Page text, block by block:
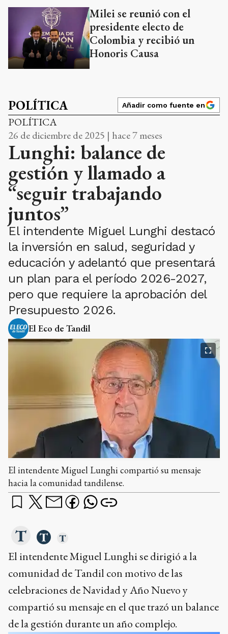
Milei se reunió con el
presidente electo de
Colombia y recibió un
Honoris Causa
POLÍTICA Añadir como fuente en
POLÍTICA
26 de diciembre de 2025 | hace 7 meses
Lunghi: balance de
gestión y llamado a
“seguir trabajando
juntos”
El intendente Miguel Lunghi destacó
la inversión en salud, seguridad y
educación y adelantó que presentará
un plan para el período 2026-2027,
pero que requiere la aprobación del
Presupuesto 2026.
El Eco de Tandil
El intendente Miguel Lunghi compartió su mensaje
hacia la comunidad tandilense.
El intendente Miguel Lunghi se dirigió a la
comunidad de Tandil con motivo de las
celebraciones de Navidad y Año Nuevo y
compartió su mensaje en el que trazó un balance
de la gestión durante un año complejo.